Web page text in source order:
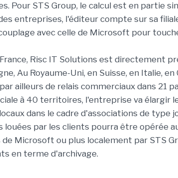
Pour STS Group, le calcul est en partie
entreprises, l'éditeur compte sur sa
avec celle de Microsoft pour
Risc IT Solutions est directement
Au Royaume-Uni, en Suisse, en Italie,
ailleurs de relais commerciaux dans 21
à 40 territoires, l'entreprise va élargir
dans le cadre d'associations de type
louées par les clients pourra être opérée
de Microsoft ou plus localement par STS
en terme d'archivage.